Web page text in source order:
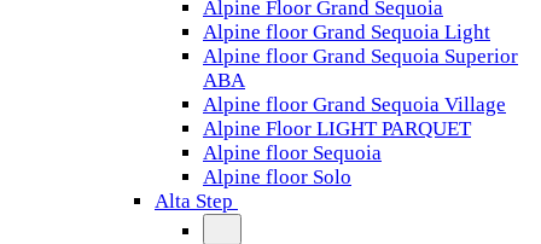
Alpine Floor Grand Sequoia
Alpine floor Grand Sequoia Light
Alpine floor Grand Sequoia Superior
ABA
Alpine floor Grand Sequoia Village
Alpine Floor LIGHT PARQUET
Alpine floor Sequoia
Alpine floor Solo
Alta Step